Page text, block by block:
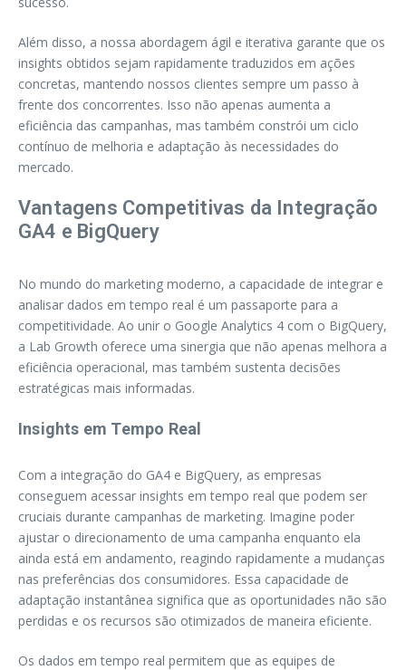
Além disso, a nossa abordagem ágil e iterativa garante que os
insights obtidos sejam rapidamente traduzidos em ações
concretas, mantendo nossos clientes sempre um passo à
frente dos concorrentes. Isso não apenas aumenta a
eficiência das campanhas, mas também constrói um ciclo
contínuo de melhoria e adaptação às necessidades do
mercado.
Vantagens Competitivas da Integração
GA4 e BigQuery
No mundo do marketing moderno, a capacidade de integrar e
analisar dados em tempo real é um passaporte para a
competitividade. Ao unir o Google Analytics 4 com o BigQuery,
a Lab Growth oferece uma sinergia que não apenas melhora a
eficiência operacional, mas também sustenta decisões
estratégicas mais informadas.
Insights em Tempo Real
Com a integração do GA4 e BigQuery, as empresas
conseguem acessar insights em tempo real que podem ser
cruciais durante campanhas de marketing. Imagine poder
ajustar o direcionamento de uma campanha enquanto ela
ainda está em andamento, reagindo rapidamente a mudanças
nas preferências dos consumidores. Essa capacidade de
adaptação instantânea significa que as oportunidades não são
perdidas e os recursos são otimizados de maneira eficiente.
Os dados em tempo real permitem que as equipes de